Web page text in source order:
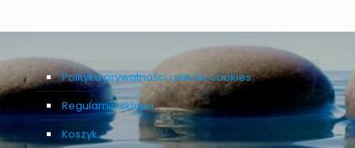
Polityka prywatności i plików cookies
Regulamin sklepu
Koszyk